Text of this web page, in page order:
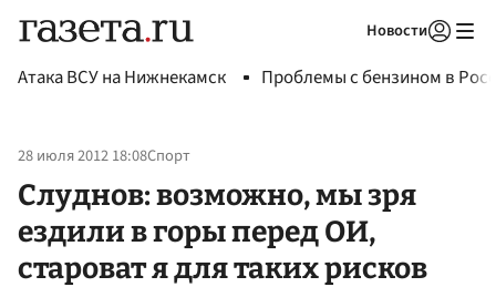
Новости
Атака ВСУ на Нижнекамск Проблемы с бензином в
28 июля 2012 18:08Спорт
Слуднов: возможно, мы зря
ездили в горы перед ОИ,
староват я для таких рисков